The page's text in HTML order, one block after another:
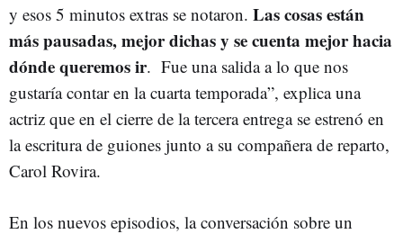
y esos 5 minutos extras se notaron. Las cosas están
más pausadas, mejor dichas y se cuenta mejor hacia
dónde queremos ir. Fue una salida a lo que nos
gustaría contar en la cuarta temporada”, explica una
actriz que en el cierre de la tercera entrega se estrenó en
la escritura de guiones junto a su compañera de reparto,
Carol Rovira.
En los nuevos episodios, la conversación sobre un